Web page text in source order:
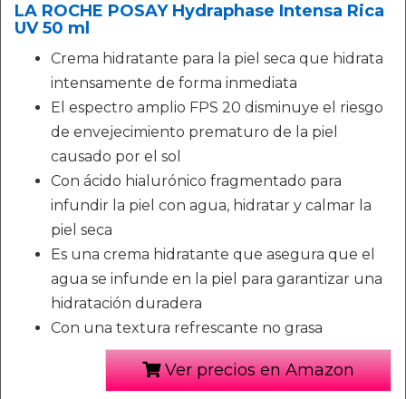
LA ROCHE POSAY Hydraphase Intensa Rica
UV 50 ml
Crema hidratante para la piel seca que hidrata
intensamente de forma inmediata
El espectro amplio FPS 20 disminuye el riesgo
de envejecimiento prematuro de la piel
causado por el sol
Con ácido hialurónico fragmentado para
infundir la piel con agua, hidratar y calmar la
piel seca
Es una crema hidratante que asegura que el
agua se infunde en la piel para garantizar una
hidratación duradera
Con una textura refrescante no grasa
Ver precios en Amazon